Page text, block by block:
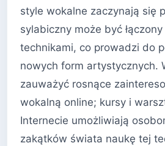
style wokalne zaczynają się
sylabiczny może być
technikami, co prowadzi do
nowych form artystycznych.
zauważyć rosnące
wokalną online; kursy i
Internecie umożliwiają
zakątków świata naukę tej